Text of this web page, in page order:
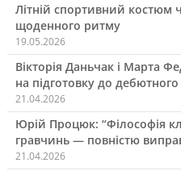
Літній спортивний костюм
щоденного ритму
19.05.2026
Вікторія Даньчак і Марта
на підготовку до
21.04.2026
Юрій Процюк: “Філософія
гравчинь — повністю
21.04.2026